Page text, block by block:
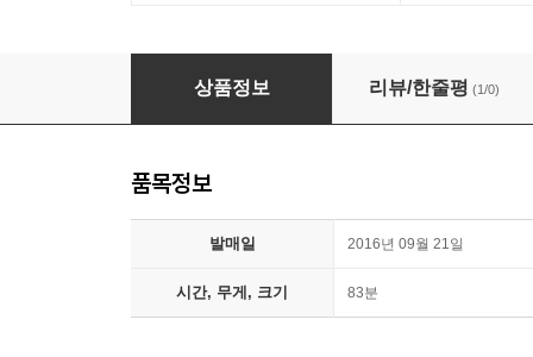
매직브러시 (1Disc)
상품정보 리뷰/한줄평 (1/0)
품목정보
발매일 2016년 09월 21일
시간, 무게, 크기 83분